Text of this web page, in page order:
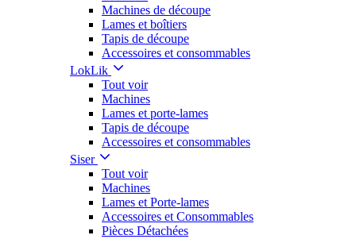
Machines de découpe
Lames et boîtiers
Tapis de découpe
Accessoires et consommables
LokLik
Tout voir
Machines
Lames et porte-lames
Tapis de découpe
Accessoires et consommables
Siser
Tout voir
Machines
Lames et Porte-lames
Accessoires et Consommables
Pièces Détachées